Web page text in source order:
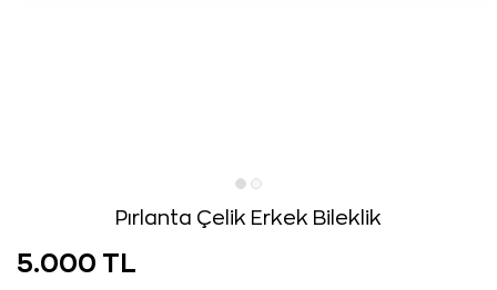
Pırlanta Çelik Erkek Bileklik
5.000 TL